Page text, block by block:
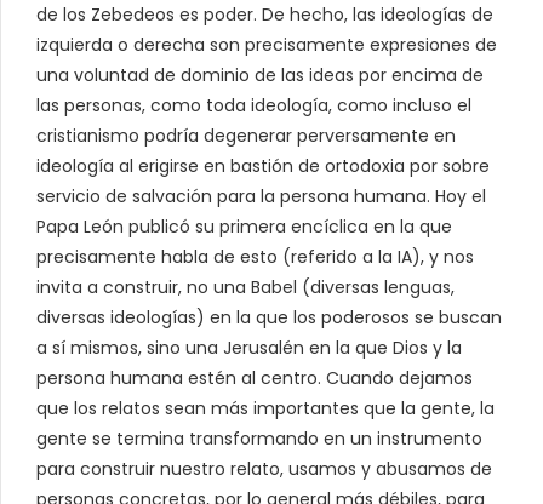
de los Zebedeos es poder. De hecho, las ideologías de
izquierda o derecha son precisamente expresiones de
una voluntad de dominio de las ideas por encima de
las personas, como toda ideología, como incluso el
cristianismo podría degenerar perversamente en
ideología al erigirse en bastión de ortodoxia por sobre
servicio de salvación para la persona humana. Hoy el
Papa León publicó su primera encíclica en la que
precisamente habla de esto (referido a la IA), y nos
invita a construir, no una Babel (diversas lenguas,
diversas ideologías) en la que los poderosos se buscan
a sí mismos, sino una Jerusalén en la que Dios y la
persona humana estén al centro. Cuando dejamos
que los relatos sean más importantes que la gente, la
gente se termina transformando en un instrumento
para construir nuestro relato, usamos y abusamos de
personas concretas, por lo general más débiles, para